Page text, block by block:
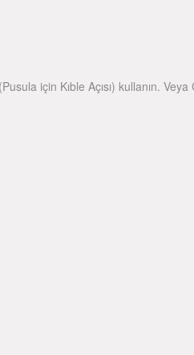
için Kıble Açısı) kullanın.